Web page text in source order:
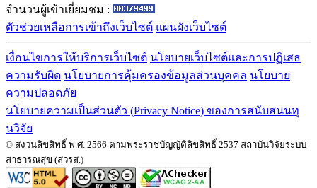
จำนวนผู้เข้าเยี่ยมชม :
ตัวช่วยเหลือการเข้าถึงเว็บไซต์ แผนผังเว็บไซต์
เงื่อนไขการให้บริการเว็บไซต์ นโยบายเว็บไซต์และการปฏิเสธ
ความรับผิด นโยบายการคุ้มครองข้อมูลส่วนบุคคล นโยบาย
ความปลอดภัย
นโยบายความเป็นส่วนตัว (Privacy Notice) ของการสนับสนนทุ
นวิจัย
© สงวนลิขสิทธิ์ พ.ศ. 2566 ตามพระราชบัญญัติลิขสิทธิ์ 2537 สถาบันวิจัยระบบ
สาธารณสุข (สวรส.)